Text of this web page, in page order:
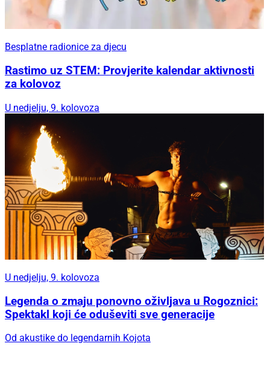
Besplatne radionice za djecu
Rastimo uz STEM: Provjerite kalendar aktivnosti
za kolovoz
U nedjelju, 9. kolovoza
U nedjelju, 9. kolovoza
Legenda o zmaju ponovno oživljava u Rogoznici:
Spektakl koji će oduševiti sve generacije
Od akustike do legendarnih Kojota